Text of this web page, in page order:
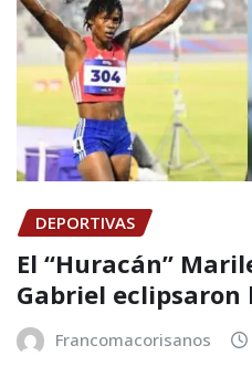
DEPORTIVAS
El “Huracán”
Gabriel eclipsaron
Francomacorisanos